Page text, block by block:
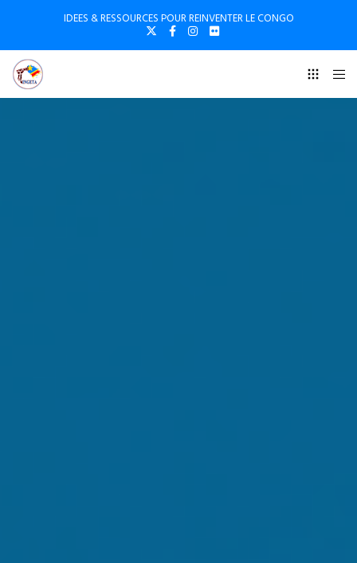
IDEES & RESSOURCES POUR REINVENTER LE CONGO